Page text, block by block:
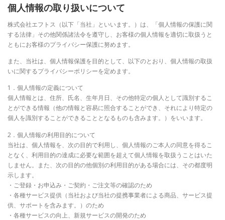
個人情報の取り扱いについて
株式会社エフトス（以下「当社」といいます。）は、「個人情報の保護に関
する法律」その他関係諸法令を遵守し、お客様の個人情報を適切に取扱うと
ともにお客様のプライバシー保護に努めます。
また、当社は、個人情報保護を目的として、以下のとおり、個人情報の取扱
いに関するプライバシーポリシーを定めます。
1．個人情報の定義について
個人情報とは、住所、氏名、生年月日、その他特定の個人として識別するこ
とができる情報（他の情報と容易に照合することができ、それにより特定の
個人を識別することができることとなるものも含みます。）をいいます。
2．個人情報の利用目的について
当社は、個人情報を、次の目的で利用し、個人情報のご本人の同意を得るこ
となく、利用目的の達成に必要な範囲を超えて個人情報を取扱うことはいた
しません。また、次の目的の他個別の利用目的がある場合には、その都度明
示します。
・ご登録・お申込み・ご契約・ご注文等の確認のため
・各種サービス提供（当社および当社の提携事業者による商品、サービス提
供、サポートを含みます。）のため
・各種サービスの向上、新規サービスの開発のため